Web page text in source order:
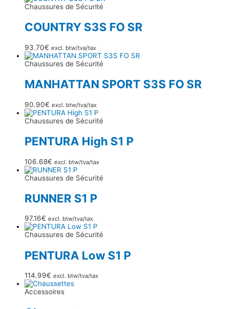
Chaussures de Sécurité
COUNTRY S3S FO SR
93.70€ excl. btw/tva/tax
Chaussures de Sécurité
MANHATTAN SPORT S3S FO SR
90.90€ excl. btw/tva/tax
Chaussures de Sécurité
PENTURA High S1 P
106.68€ excl. btw/tva/tax
Chaussures de Sécurité
RUNNER S1 P
97.16€ excl. btw/tva/tax
Chaussures de Sécurité
PENTURA Low S1 P
114.99€ excl. btw/tva/tax
Accessoires